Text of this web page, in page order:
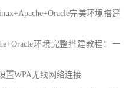
完美环境搭建
环境完整搭建教程：一
置WPA无线网络连接